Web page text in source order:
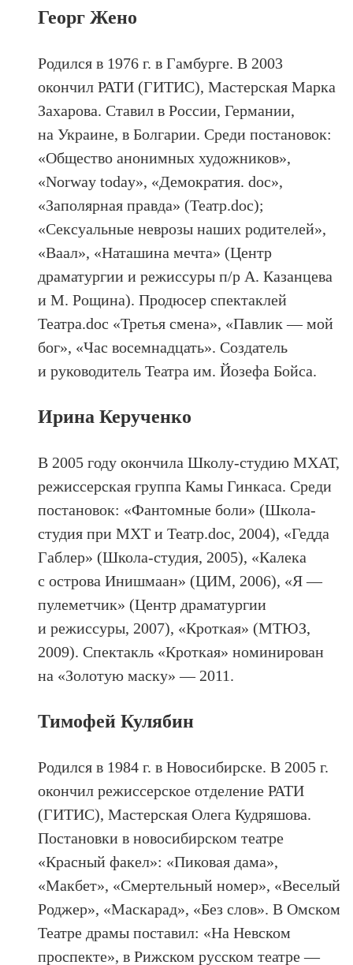
Георг Жено
Родился в 1976 г. в Гамбурге. В 2003
окончил РАТИ (ГИТИС), Мастерская Марка
Захарова. Ставил в России, Германии,
на Украине, в Болгарии. Среди постановок:
«Общество анонимных художников»,
«Norway today», «Демократия. doc»,
«Заполярная правда» (Театр.doc);
«Сексуальные неврозы наших родителей»,
«Ваал», «Наташина мечта» (Центр
драматургии и режиссуры п/р А. Казанцева
и М. Рощина). Продюсер спектаклей
Театра.doc «Третья смена», «Павлик — мой
бог», «Час восемнадцать». Создатель
и руководитель Театра им. Йозефа Бойса.
Ирина Керученко
В 2005 году окончила Школу-студию МХАТ,
режиссерская группа Камы Гинкаса. Среди
постановок: «Фантомные боли» (Школа-
студия при МХТ и Театр.doc, 2004), «Гедда
Габлер» (Школа-студия, 2005), «Калека
с острова Инишмаан» (ЦИМ, 2006), «Я —
пулеметчик» (Центр драматургии
и режиссуры, 2007), «Кроткая» (МТЮЗ,
2009). Спектакль «Кроткая» номинирован
на «Золотую маску» — 2011.
Тимофей Кулябин
Родился в 1984 г. в Новосибирске. В 2005 г.
окончил режиссерское отделение РАТИ
(ГИТИС), Мастерская Олега Кудряшова.
Постановки в новосибирском театре
«Красный факел»: «Пиковая дама»,
«Макбет», «Смертельный номер», «Веселый
Роджер», «Маскарад», «Без слов». В Омском
Театре драмы поставил: «На Невском
проспекте», в Рижском русском театре —